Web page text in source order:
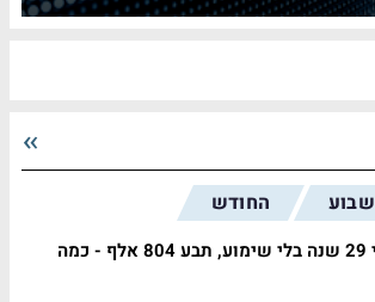
החודש
פוטר אחרי 29 שנה בלי שימוע, תבע 804 אלף - כמה